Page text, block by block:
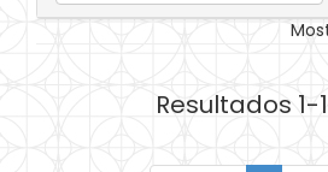
Resultados 1-